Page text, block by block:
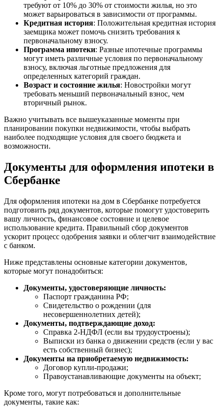
требуют от 10% до 30% от стоимости жилья, но это
может варьироваться в зависимости от программы.
Кредитная история: Положительная кредитная история
заемщика может помочь снизить требования к
первоначальному взносу.
Программа ипотеки: Разные ипотечные программы
могут иметь различные условия по первоначальному
взносу, включая льготные предложения для
определенных категорий граждан.
Возраст и состояние жилья: Новостройки могут
требовать меньший первоначальный взнос, чем
вторичный рынок.
Важно учитывать все вышеуказанные моменты при
планировании покупки недвижимости, чтобы выбрать
наиболее подходящие условия для своего бюджета и
возможности.
Документы для оформления ипотеки в
Сбербанке
Для оформления ипотеки на дом в Сбербанке потребуется
подготовить ряд документов, которые помогут удостоверить
вашу личность, финансовое состояние и целевое
использование кредита. Правильный сбор документов
ускорит процесс одобрения заявки и облегчит взаимодействие
с банком.
Ниже представлены основные категории документов,
которые могут понадобиться:
Документы, удостоверяющие личность:
Паспорт гражданина РФ;
Свидетельство о рождении (для
несовершеннолетних детей);
Документы, подтверждающие доход:
Справка 2-НДФЛ (если вы трудоустроены);
Выписки из банка о движении средств (если у вас
есть собственный бизнес);
Документы на приобретаемую недвижимость:
Договор купли-продажи;
Правоустанавливающие документы на объект;
Кроме того, могут потребоваться и дополнительные
документы, такие как: